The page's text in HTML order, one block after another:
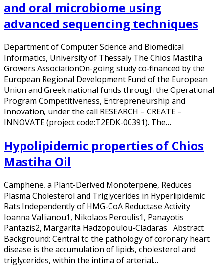
and oral microbiome using
advanced sequencing techniques
Department of Computer Science and Biomedical
Informatics, University of Thessaly The Chios Mastiha
Growers AssociationOn-going study co‐financed by the
European Regional Development Fund of the European
Union and Greek national funds through the Operational
Program Competitiveness, Entrepreneurship and
Innovation, under the call RESEARCH – CREATE –
INNOVATE (project code:T2EDK-00391). The…
Hypolipidemic properties of Chios
Mastiha Oil
Camphene, a Plant-Derived Monoterpene, Reduces
Plasma Cholesterol and Triglycerides in Hyperlipidemic
Rats Independently of HMG-CoA Reductase Activity
Ioanna Vallianou1, Nikolaos Peroulis1, Panayotis
Pantazis2, Margarita Hadzopoulou-Cladaras Abstract
Background: Central to the pathology of coronary heart
disease is the accumulation of lipids, cholesterol and
triglycerides, within the intima of arterial…